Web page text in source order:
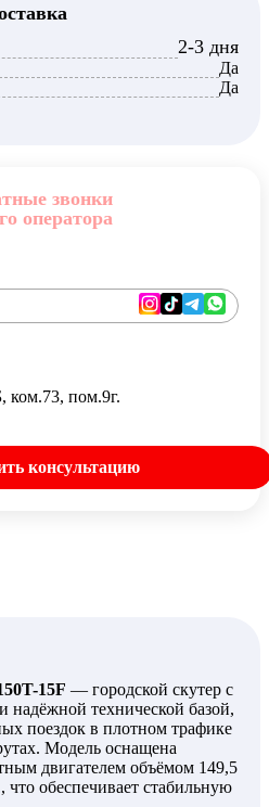
2-3 дня
Да
Да
звонки
оператора
ком.73, пом.9г.
консультацию
15F — городской скутер с
надёжной технической базой,
поездок в плотном трафике
Модель оснащена
двигателем объёмом 149,5
обеспечивает стабильную